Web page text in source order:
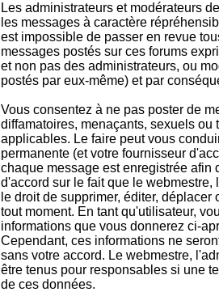
Les administrateurs et modérateurs
les messages à caractère
est impossible de passer en revue
messages postés sur ces forums
et non pas des administrateurs, ou
postés par eux-même) et par
Vous consentez à ne pas poster de
diffamatoires, menaçants, sexuels
applicables. Le faire peut vous
permanente (et votre fournisseur
chaque message est enregistrée afin
d'accord sur le fait que le
le droit de supprimer, éditer,
tout moment. En tant qu'utilisateur,
informations que vous donnerez ci-
Cependant, ces informations ne
sans votre accord. Le webmestre,
être tenus pour responsables si une
de ces données.